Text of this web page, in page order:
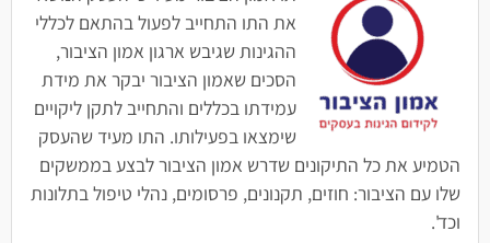
את התו התחייב לפעול בהתאם לכללי
ההגינות שגיבש ארגון אמון הציבור,
הסכים שאמון הציבור יבקר את מידת
עמידתו בכללים והתחייב לתקן ליקויים
שימצאו בפעילותו. התו מעיד שהעסק
הטמיע את כל התיקונים שדרש אמון הציבור לבצע בממשקים
שלו עם הציבור: חוזים, תקנונים, פרסומים, נהלי טיפול בתלונות
וכד'.